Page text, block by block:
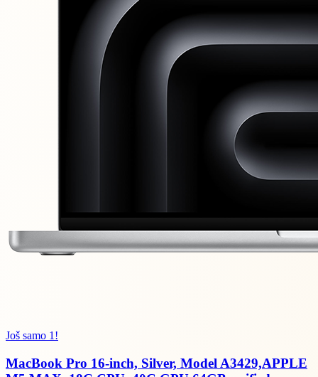
Još samo 1!
MacBook Pro 16-inch, Silver, Model A3429,APPLE